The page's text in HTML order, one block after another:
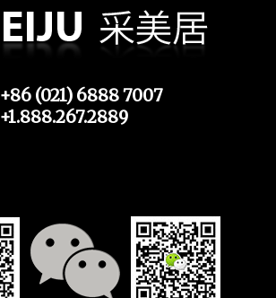
+86 (021) 6888 7007
+1.888.267.2889